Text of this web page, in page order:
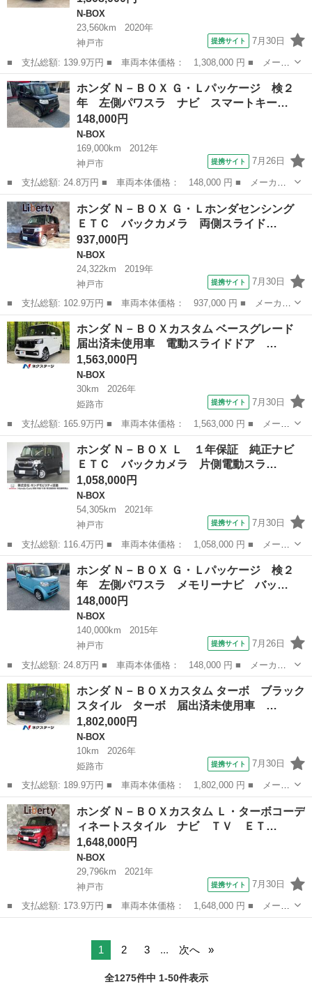
N-BOX
23,560km
2020年
神戸市
提携サイト 7月30日
■ 支払総額: 139.9万円 ■ 車両本体価格： 1,308,000 円 ■ メーカ
ー名： ホンダ ■ 車種名： Ｎ－ＢＯＸカスタム ■ グレード
名： Ｌ 純正ナビ バックカメラ 両側スライド・片側電動 クリ
アランスソナ...
兵庫 神戸市 N-BOX
ホンダ Ｎ－ＢＯＸ Ｇ・Ｌパッケージ 検２
年 左側パワスラ ナビ スマートキー…
148,000円
N-BOX
169,000km
2012年
神戸市
提携サイト 7月26日
■ 支払総額: 24.8万円 ■ 車両本体価格： 148,000 円 ■ メーカー
名： ホンダ ■ 車種名： Ｎ－ＢＯＸ ■ グレード名： Ｇ・Ｌパ
ッケージ 検２年 左側パワスラ ナビ スマートキー アルミ タ
イミングチェ...
兵庫 神戸市 N-BOX
ホンダ Ｎ－ＢＯＸ Ｇ・Ｌホンダセンシング
ＥＴＣ バックカメラ 両側スライド…
937,000円
N-BOX
24,322km
2019年
神戸市
提携サイト 7月30日
■ 支払総額: 102.9万円 ■ 車両本体価格： 937,000 円 ■ メーカー
名： ホンダ ■ 車種名： Ｎ－ＢＯＸ ■ グレード名： Ｇ・Ｌホ
ンダセンシング ＥＴＣ バックカメラ 両側スライド・片側電動
ナビ クリ...
兵庫 神戸市 N-BOX
ホンダ Ｎ－ＢＯＸカスタム ベースグレード
届出済未使用車 電動スライドドア …
1,563,000円
N-BOX
30km
2026年
姫路市
提携サイト 7月30日
■ 支払総額: 165.9万円 ■ 車両本体価格： 1,563,000 円 ■ メーカ
ー名： ホンダ ■ 車種名： Ｎ－ＢＯＸカスタム ■ グレード
名： ベースグレード 届出済未使用車 電動スライドドア 衝突被
害軽減システ...
兵庫 姫路市 N-BOX
ホンダ Ｎ－ＢＯＸ Ｌ １年保証 純正ナビ
ＥＴＣ バックカメラ 片側電動スラ…
1,058,000円
N-BOX
54,305km
2021年
神戸市
提携サイト 7月30日
■ 支払総額: 116.4万円 ■ 車両本体価格： 1,058,000 円 ■ メーカ
ー名： ホンダ ■ 車種名： Ｎ－ＢＯＸ ■ グレード名： Ｌ １
年保証 純正ナビ ＥＴＣ バックカメラ 片側電動スライドドア
アダプテ...
兵庫 神戸市 N-BOX
ホンダ Ｎ－ＢＯＸ Ｇ・Ｌパッケージ 検２
年 左側パワスラ メモリーナビ バッ…
148,000円
N-BOX
140,000km
2015年
神戸市
提携サイト 7月26日
■ 支払総額: 24.8万円 ■ 車両本体価格： 148,000 円 ■ メーカー
名： ホンダ ■ 車種名： Ｎ－ＢＯＸ ■ グレード名： Ｇ・Ｌパ
ッケージ 検２年 左側パワスラ メモリーナビ バックカメラ ワ
ンセグ スマ...
兵庫 神戸市 N-BOX
ホンダ Ｎ－ＢＯＸカスタム ターボ ブラック
スタイル ターボ 届出済未使用車 …
1,802,000円
N-BOX
10km
2026年
姫路市
提携サイト 7月30日
■ 支払総額: 189.9万円 ■ 車両本体価格： 1,802,000 円 ■ メーカ
ー名： ホンダ ■ 車種名： Ｎ－ＢＯＸカスタム ■ グレード
名： ターボ ブラックスタイル ターボ 届出済未使用車 両側電
動ドア 衝突...
兵庫 姫路市 N-BOX
ホンダ Ｎ－ＢＯＸカスタム Ｌ・ターボコーデ
ィネートスタイル ナビ ＴＶ ＥＴ…
1,648,000円
N-BOX
29,796km
2021年
神戸市
提携サイト 7月30日
■ 支払総額: 173.9万円 ■ 車両本体価格： 1,648,000 円 ■ メーカ
ー名： ホンダ ■ 車種名： Ｎ－ＢＯＸカスタム ■ グレード
1 2 3 ... 次へ
全1275件中 1-50件表示